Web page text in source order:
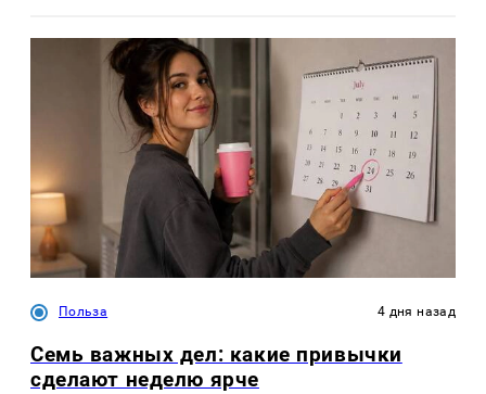
Польза 4 дня назад
Семь важных дел: какие привычки
сделают неделю ярче